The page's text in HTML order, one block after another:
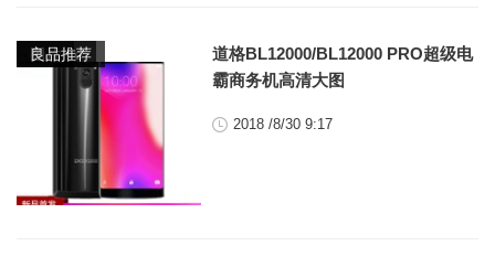
doogee
图片
良品推荐
道格BL12000/BL12000 PRO超级电
霸商务机高清大图
2018 /8/30 9:17